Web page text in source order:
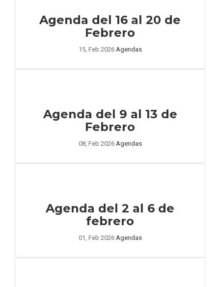
Agenda del 16 al 20 de
Febrero
15, Feb 2026 Agendas
Agenda del 9 al 13 de
Febrero
08, Feb 2026 Agendas
Agenda del 2 al 6 de
febrero
01, Feb 2026 Agendas